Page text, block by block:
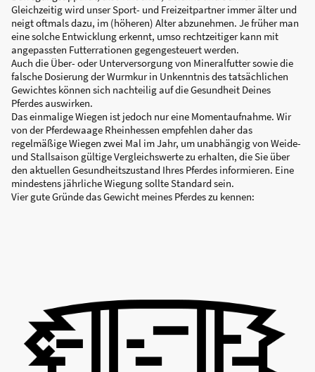
Gleichzeitig wird unser Sport- und Freizeitpartner immer älter und
neigt oftmals dazu, im (höheren) Alter abzunehmen. Je früher man
eine solche Entwicklung erkennt, umso rechtzeitiger kann mit
angepassten Futterrationen gegengesteuert werden.
Auch die Über- oder Unterversorgung von Mineralfutter sowie die
falsche Dosierung der Wurmkur in Unkenntnis des tatsächlichen
Gewichtes können sich nachteilig auf die Gesundheit Deines
Pferdes auswirken.
Das einmalige Wiegen ist jedoch nur eine Momentaufnahme. Wir
von der Pferdewaage Rheinhessen empfehlen daher das
regelmäßige Wiegen zwei Mal im Jahr, um unabhängig von Weide-
und Stallsaison gültige Vergleichswerte zu erhalten, die Sie über
den aktuellen Gesundheitszustand Ihres Pferdes informieren. Eine
mindestens jährliche Wiegung sollte Standard sein.
Vier gute Gründe das Gewicht meines Pferdes zu kennen: